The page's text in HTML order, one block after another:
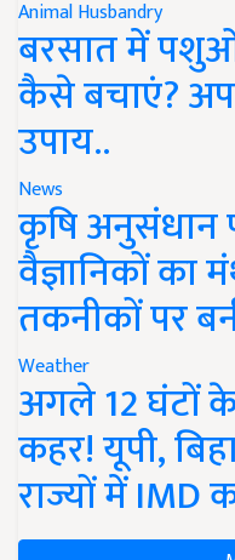
Animal Husbandry
बरसात में पशुओं
कैसे बचाएं?
उपाय..
News
कृषि अनुसंधान
वैज्ञानिकों का
तकनीकों पर
Weather
अगले 12 घंटों
कहर! यूपी,
राज्यों में IMD